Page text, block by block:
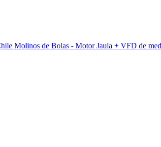
Molinos de Bolas - Motor Jaula + VFD de